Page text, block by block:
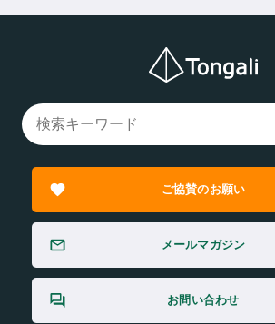
ご協賛のお願い
メールマガジン
お問い合わせ